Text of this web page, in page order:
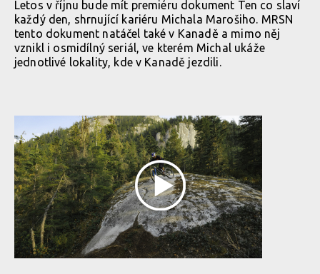
Letos v říjnu bude mít premiéru dokument Ten co slaví
každý den, shrnující kariéru Michala Marošiho. MRSN
tento dokument natáčel také v Kanadě a mimo něj
vznikl i osmidílný seriál, ve kterém Michal ukáže
jednotlivé lokality, kde v Kanadě jezdili.